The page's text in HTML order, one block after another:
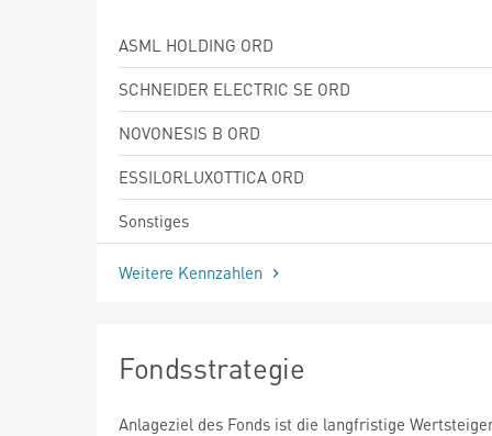
ASML HOLDING ORD
SCHNEIDER ELECTRIC SE ORD
NOVONESIS B ORD
ESSILORLUXOTTICA ORD
Sonstiges
Weitere Kennzahlen
Fondsstrategie
Anlageziel des Fonds ist die langfristige